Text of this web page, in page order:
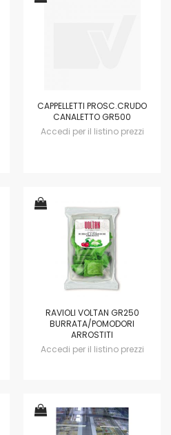
CAPPELLETTI PROSC.CRUDO
CANALETTO GR500
Accedi per il listino prezzi
RAVIOLI VOLTAN GR250
BURRATA/POMODORI
ARROSTITI
Accedi per il listino prezzi